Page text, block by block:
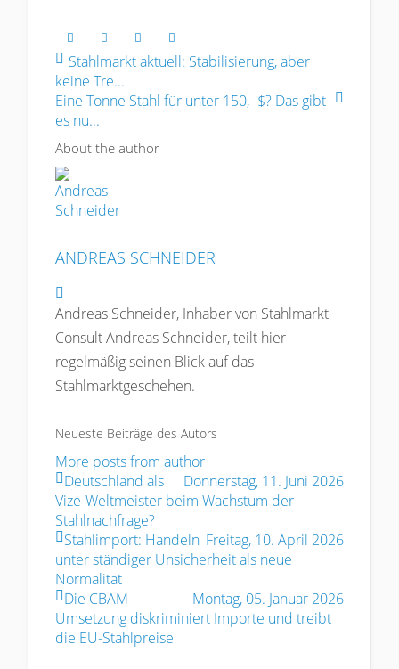
Stahlmarkt aktuell: Stabilisierung, aber
keine Tre...
Eine Tonne Stahl für unter 150,- $? Das gibt
es nu...
About the author
ANDREAS SCHNEIDER
Andreas Schneider, Inhaber von Stahlmarkt
Consult Andreas Schneider, teilt hier
regelmäßig seinen Blick auf das
Stahlmarktgeschehen.
Neueste Beiträge des Autors
More posts from author
Donnerstag, 11. Juni 2026
Deutschland als
Vize-Weltmeister beim Wachstum der
Stahlnachfrage?
Freitag, 10. April 2026
Stahlimport: Handeln
unter ständiger Unsicherheit als neue
Normalität
Montag, 05. Januar 2026
Die CBAM-
Umsetzung diskriminiert Importe und treibt
die EU-Stahlpreise